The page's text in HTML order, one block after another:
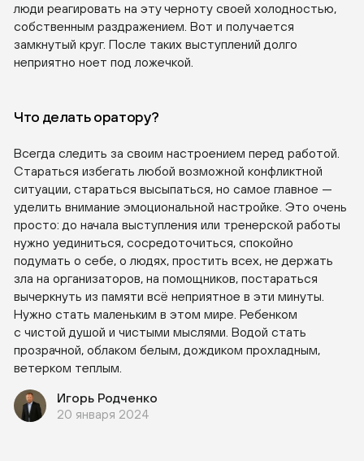
люди реагировать на эту черноту своей холодностью,
собственным раздражением. Вот и получается
замкнутый круг. После таких выступлений долго
неприятно ноет под ложечкой.
Что делать оратору?
Всегда следить за своим настроением перед работой.
Стараться избегать любой возможной конфликтной
ситуации, стараться высыпаться, но самое главное —
уделить внимание эмоциональной настройке. Это очень
просто: до начала выступления или тренерской работы
нужно уединиться, сосредоточиться, спокойно
подумать о себе, о людях, простить всех, не держать
зла на организаторов, на помощников, постараться
вычеркнуть из памяти всё неприятное в эти минуты.
Нужно стать маленьким в этом мире. Ребенком
с чистой душой и чистыми мыслями. Водой стать
прозрачной, облаком белым, дождиком прохладным,
ветерком теплым.
Игорь Родченко
20 января 2024